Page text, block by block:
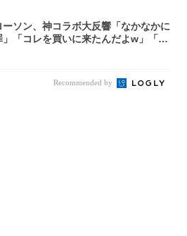
ーソン、神コラボ大反響「なかなかに
」「コレを買いに来たんだよw」「３
Recommended by